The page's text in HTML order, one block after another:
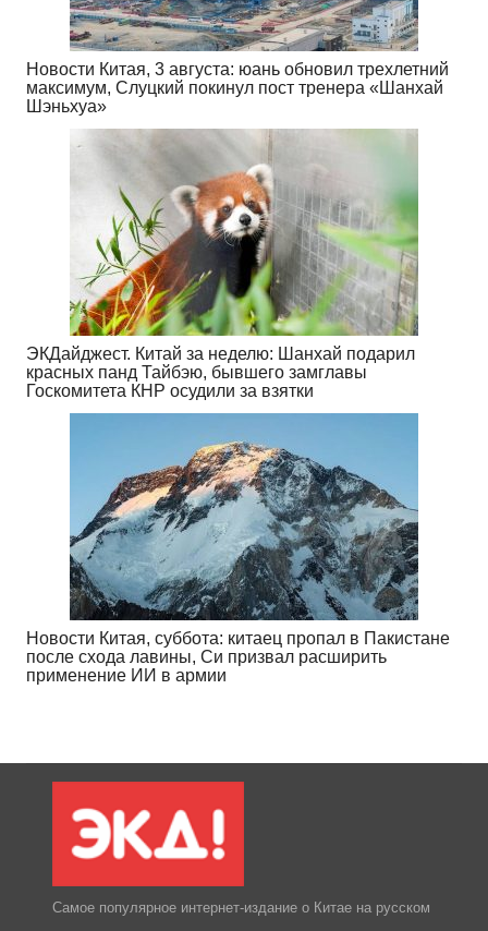
Новости Китая, 3 августа: юань обновил трехлетний
максимум, Слуцкий покинул пост тренера «Шанхай
Шэньхуа»
ЭКДайджест. Китай за неделю: Шанхай подарил
красных панд Тайбэю, бывшего замглавы
Госкомитета КНР осудили за взятки
Новости Китая, суббота: китаец пропал в Пакистане
после схода лавины, Си призвал расширить
применение ИИ в армии
Самое популярное интернет-издание о Китае на русском